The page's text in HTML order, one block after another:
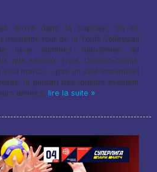
arrivé dans la capitale, où se
troisième tour de la Youth Volleyball
nous sommes deuxièmes au
que sérieux: rival, Dinamo-Olimp,
match, - pas un seul ensemble!
la plupart des joueurs évoluent
années, lire la suite »